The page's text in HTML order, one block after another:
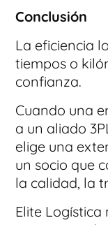
Conclusión
La eficiencia
tiempos o
confianza.
Cuando una
a un aliado
elige una
un socio que
la calidad, la
Elite